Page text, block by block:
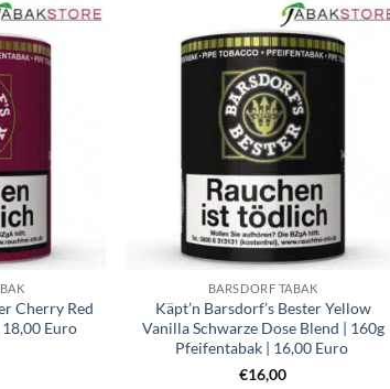
Cherry Red
Euro
BARSDORF TABAK
Käpt’n Barsdorf’s Bester Yellow
Vanilla Schwarze Dose Blend | 160g
Pfeifentabak | 16,00 Euro
€16,00